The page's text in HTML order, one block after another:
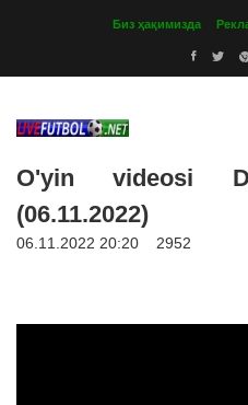
Биз ҳақимизда
O'yin videosi
(06.11.2022)
06.11.2022 20:20 2952